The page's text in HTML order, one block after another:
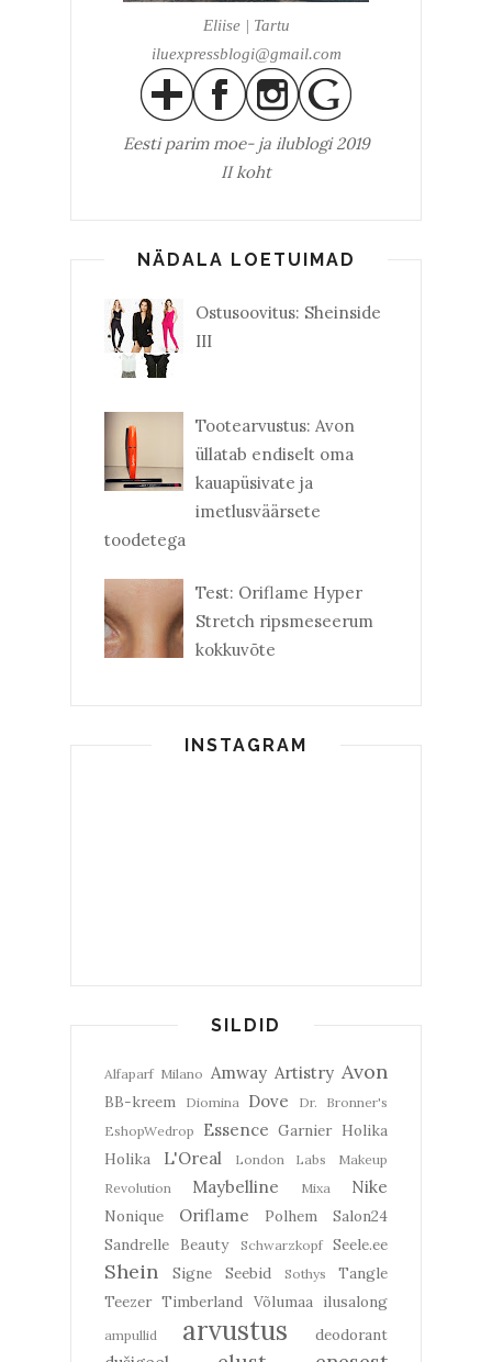
Eliise | Tartu
iluexpressblogi@gmail.com
Eesti parim moe- ja ilublogi 2019
II koht
NÄDALA LOETUIMAD
Ostusoovitus: Sheinside
III
Tootearvustus: Avon
üllatab endiselt oma
kauapüsivate ja
imetlusväärsete
toodetega
Test: Oriflame Hyper
Stretch ripsmeseerum
kokkuvõte
INSTAGRAM
SILDID
Alfaparf Milano Amway Artistry Avon
BB-kreem Diomina Dove
Dr. Bronner's
EshopWedrop
Essence Garnier Holika
Holika
L'Oreal London Labs
Makeup
Revolution
Maybelline Mixa Nike
Nonique Oriflame Polhem
Salon24
Sandrelle Beauty
Schwarzkopf Seele.ee
Shein Signe Seebid Sothys
Tangle
Teezer Timberland Võlumaa ilusalong
ampullid arvustus deodorant